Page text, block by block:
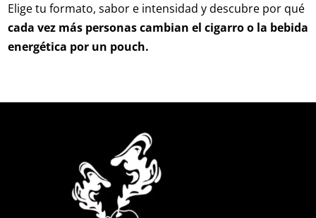
Elige tu formato, sabor e intensidad y descubre por qué
cada vez más personas cambian el cigarro o la bebida
energética por un pouch.